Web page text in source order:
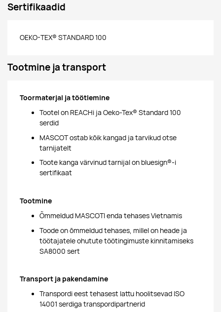
Sertifikaadid
OEKO-TEX® STANDARD 100
Tootmine ja transport
Toormaterjal ja töötlemine
Tootel on REACHi ja Oeko-Tex® Standard 100
serdid
MASCOT ostab kõik kangad ja tarvikud otse
tarnijatelt
Toote kanga värvinud tarnijal on bluesign®-i
sertifikaat
Tootmine
Õmmeldud MASCOTI enda tehases Vietnamis
Toode on õmmeldud tehases, millel on heade ja
töötajatele ohutute töötingimuste kinnitamiseks
SA8000 sert
Transport ja pakendamine
Transpordi eest tehasest lattu hoolitsevad ISO
14001 serdiga transpordipartnerid